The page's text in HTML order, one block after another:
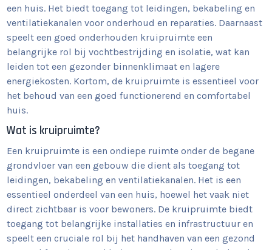
een huis. Het biedt toegang tot leidingen, bekabeling en
ventilatiekanalen voor onderhoud en reparaties. Daarnaast
speelt een goed onderhouden kruipruimte een
belangrijke rol bij vochtbestrijding en isolatie, wat kan
leiden tot een gezonder binnenklimaat en lagere
energiekosten. Kortom, de kruipruimte is essentieel voor
het behoud van een goed functionerend en comfortabel
huis.
Wat is kruipruimte?
Een kruipruimte is een ondiepe ruimte onder de begane
grondvloer van een gebouw die dient als toegang tot
leidingen, bekabeling en ventilatiekanalen. Het is een
essentieel onderdeel van een huis, hoewel het vaak niet
direct zichtbaar is voor bewoners. De kruipruimte biedt
toegang tot belangrijke installaties en infrastructuur en
speelt een cruciale rol bij het handhaven van een gezond